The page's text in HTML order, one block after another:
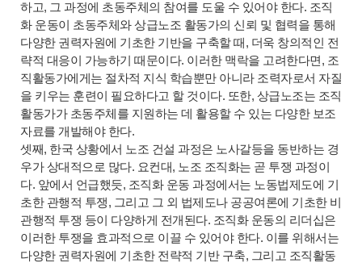
하고, 그 과정에 초동주체의 참여를 도울 수 있어야 한다. 조직
화 운동이 초동주체와 상급노조 활동가의 신뢰 및 협력을 통해
다양한 권력자원에 기초한 기반을 구축할 때, 더욱 창의적인 전
략적 대응이 가능하기 때문이다. 이러한 맥락을 고려한다면, 조
직활동가에게는 절차적 지식 학습뿐만 아니라 조력자로서 자질
을 키우는 훈련이 필요하다고 할 것이다. 또한, 상급노조는 조직
활동가가 초동주체를 지원하는 데 활용할 수 있는 다양한 보조
자료를 개발해야 한다.
셋째, 한국 상황에서 노조 건설 과정은 노사갈등을 동반하는 경
우가 상대적으로 많다. 요컨대, 노조 조직화는 곧 투쟁 과정이
다. 앞에서 언급했듯, 조직화 운동 과정에서는 노동법제도에 기
초한 관행적 투쟁, 그리고 그 외 법제도나 공공여론에 기초한 비
관행적 투쟁 등이 다양하게 전개된다. 조직화 운동의 리더십은
이러한 투쟁을 효과적으로 이끌 수 있어야 한다. 이를 위해서는
다양한 권력자원에 기초한 전략적 기반 구축, 그리고 조직활동